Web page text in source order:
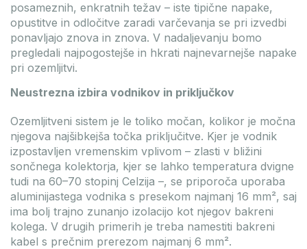
posameznih, enkratnih težav – iste tipične napake,
opustitve in odločitve zaradi varčevanja se pri izvedbi
ponavljajo znova in znova. V nadaljevanju bomo
pregledali najpogostejše in hkrati najnevarnejše napake
pri ozemljitvi.
Neustrezna izbira vodnikov in priključkov
Ozemljitveni sistem je le toliko močan, kolikor je močna
njegova najšibkejša točka priključitve. Kjer je vodnik
izpostavljen vremenskim vplivom – zlasti v bližini
sončnega kolektorja, kjer se lahko temperatura dvigne
tudi na 60–70 stopinj Celzija –, se priporoča uporaba
aluminijastega vodnika s presekom najmanj 16 mm², saj
ima bolj trajno zunanjo izolacijo kot njegov bakreni
kolega. V drugih primerih je treba namestiti bakreni
kabel s prečnim prerezom najmanj 6 mm².